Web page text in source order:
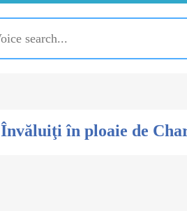
Învăluiţi în ploaie de